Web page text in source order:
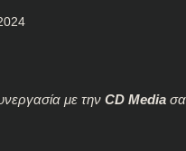
με την CD Media